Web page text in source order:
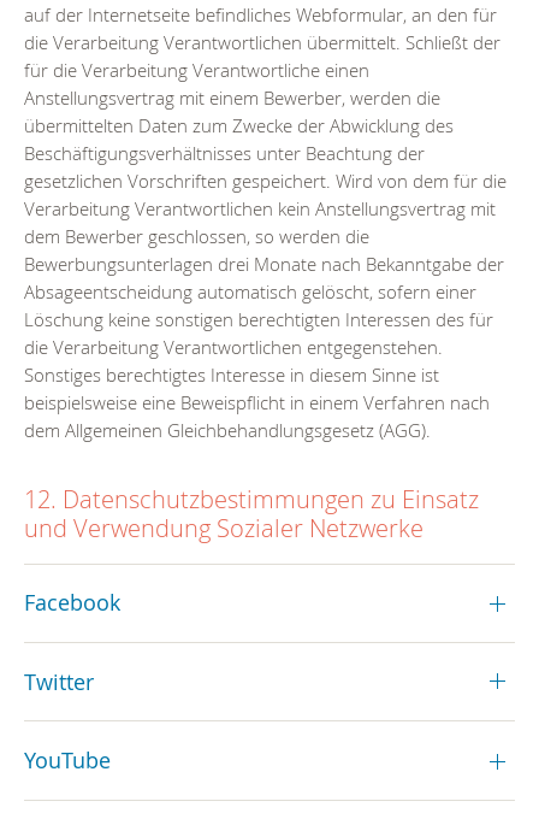
auf der Internetseite befindliches Webformular, an den für
die Verarbeitung Verantwortlichen übermittelt. Schließt der
für die Verarbeitung Verantwortliche einen
Anstellungsvertrag mit einem Bewerber, werden die
übermittelten Daten zum Zwecke der Abwicklung des
Beschäftigungsverhältnisses unter Beachtung der
gesetzlichen Vorschriften gespeichert. Wird von dem für die
Verarbeitung Verantwortlichen kein Anstellungsvertrag mit
dem Bewerber geschlossen, so werden die
Bewerbungsunterlagen drei Monate nach Bekanntgabe der
Absageentscheidung automatisch gelöscht, sofern einer
Löschung keine sonstigen berechtigten Interessen des für
die Verarbeitung Verantwortlichen entgegenstehen.
Sonstiges berechtigtes Interesse in diesem Sinne ist
beispielsweise eine Beweispflicht in einem Verfahren nach
dem Allgemeinen Gleichbehandlungsgesetz (AGG).
12. Datenschutzbestimmungen zu Einsatz
und Verwendung Sozialer Netzwerke
Facebook
Twitter
YouTube